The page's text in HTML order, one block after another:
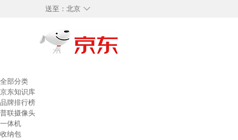
◇
送至： 北京
全部分类
京东知识库
品牌排行榜
普联摄像头
一体机
收纳包